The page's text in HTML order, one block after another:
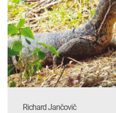
Výsledky vyšetrení Kortizol
INTOLERANCIA POTRAVÍN
Human papillomavirus (HPV)
Richard Jančovič